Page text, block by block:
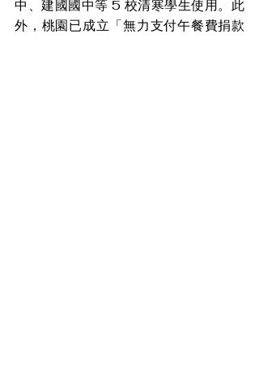
中、建國國中等 5 校清寒學生使用。此
外，桃園已成立「無力支付午餐費捐款